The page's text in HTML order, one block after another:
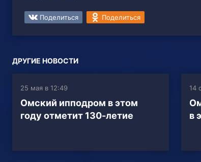
Поделиться Поделиться
ДРУГИЕ НОВОСТИ
25 мая в 12:49
Омский ипподром в этом
году отметит 130-летие
14
в